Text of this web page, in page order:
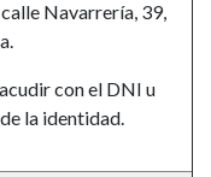
Navarrería, 39,
con el DNI u
la identidad.